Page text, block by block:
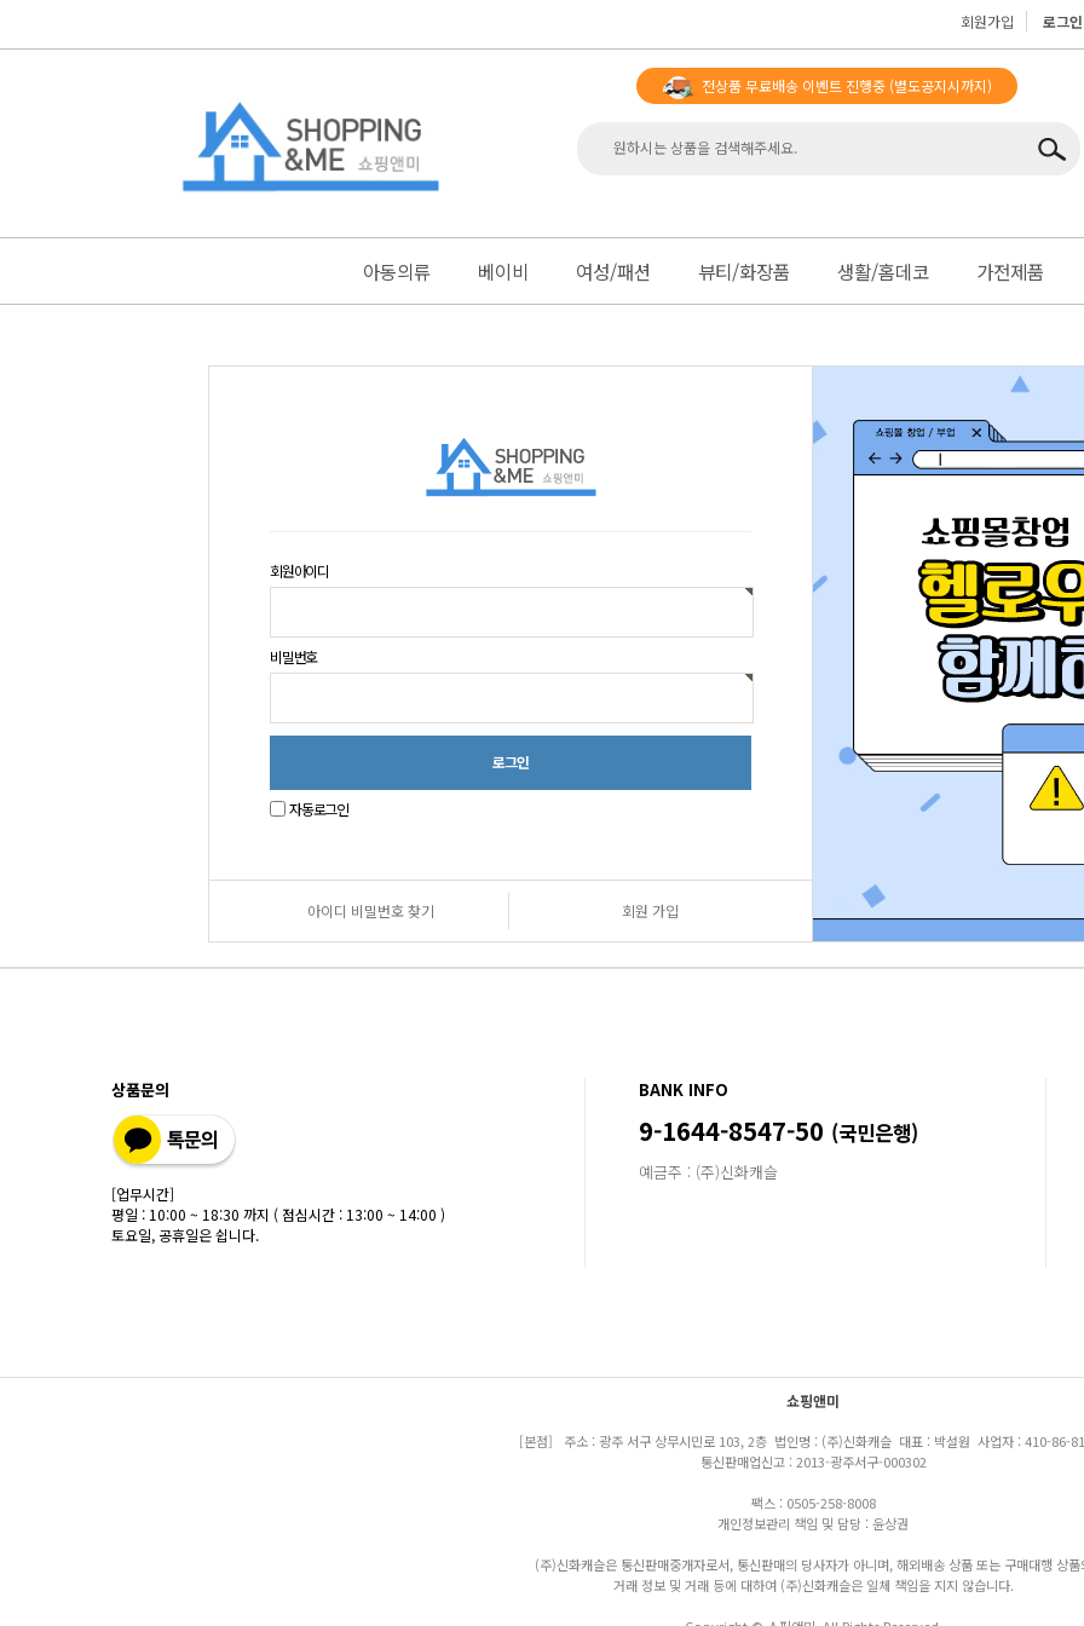
회원가입 로그인
전상품 무료배송 이벤트 진행중 (별도공지시까지)
아동의류 베이비 여성/패션 뷰티/화장품 생활/홈데코 가전제품
맨
회원아이디
비밀번호
자동로그인
로
그
아이디 비밀번호 찾기 회원 가입
상품문의
[업무시간]
평일 : 10:00 ~ 18:30 까지 ( 점심시간 : 13:00 ~ 14:00 )
토요일, 공휴일은 쉽니다.
BANK INFO
9-1644-8547-50 (국민은행)
예금주 : (주)신화캐슬
쇼핑앤미
[본점] 주소 : 광주 서구 상무시민로 103, 2층 법인명 : (주)신화캐슬 대표 : 박설원 사업자 : 410-86-
통신판매업신고 : 2013-광주서구-000302
팩스 : 0505-258-8008
개인정보관리 책임 및 담당 : 윤상권
(주)신화캐슬은 통신판매중개자로서, 통신판매의 당사자가 아니며, 해외배송 상품 또는 구매대행 상품
거래 정보 및 거래 등에 대하여 (주)신화캐슬은 일체 책임을 지지 않습니다.